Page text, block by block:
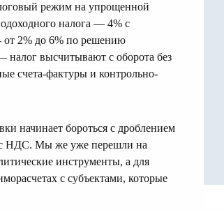
режим на упрощенной
налога — 4% с
2% до 6% по решению
высчитывают с оборота без
счета-фактуры и контрольно-
начинает бороться с дроблением
с НДС. Мы же уже перешли на
инструменты, а для
с субъектами, которые